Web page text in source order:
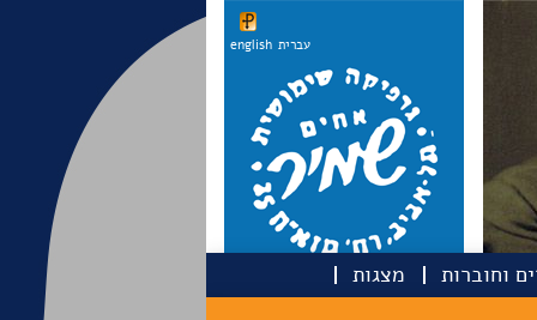
english עברית
וחוברות מצגות